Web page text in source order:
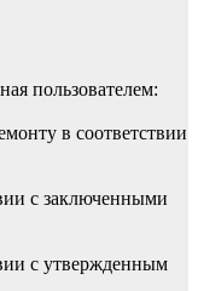
пользователем:
в соответствии
с заключенными
с утвержденным